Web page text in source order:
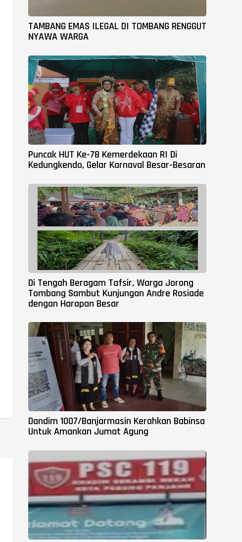
TAMBANG EMAS ILEGAL DI TOMBANG RENGGUT
NYAWA WARGA
Puncak HUT Ke-78 Kemerdekaan RI Di
Kedungkendo, Gelar Karnaval Besar-Besaran
Di Tengah Beragam Tafsir, Warga Jorong
Tombang Sambut Kunjungan Andre Rosiade
dengan Harapan Besar
Dandim 1007/Banjarmasin Kerahkan Babinsa
Untuk Amankan Jumat Agung